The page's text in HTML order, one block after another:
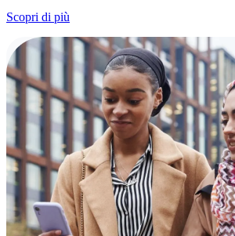
Scopri di più